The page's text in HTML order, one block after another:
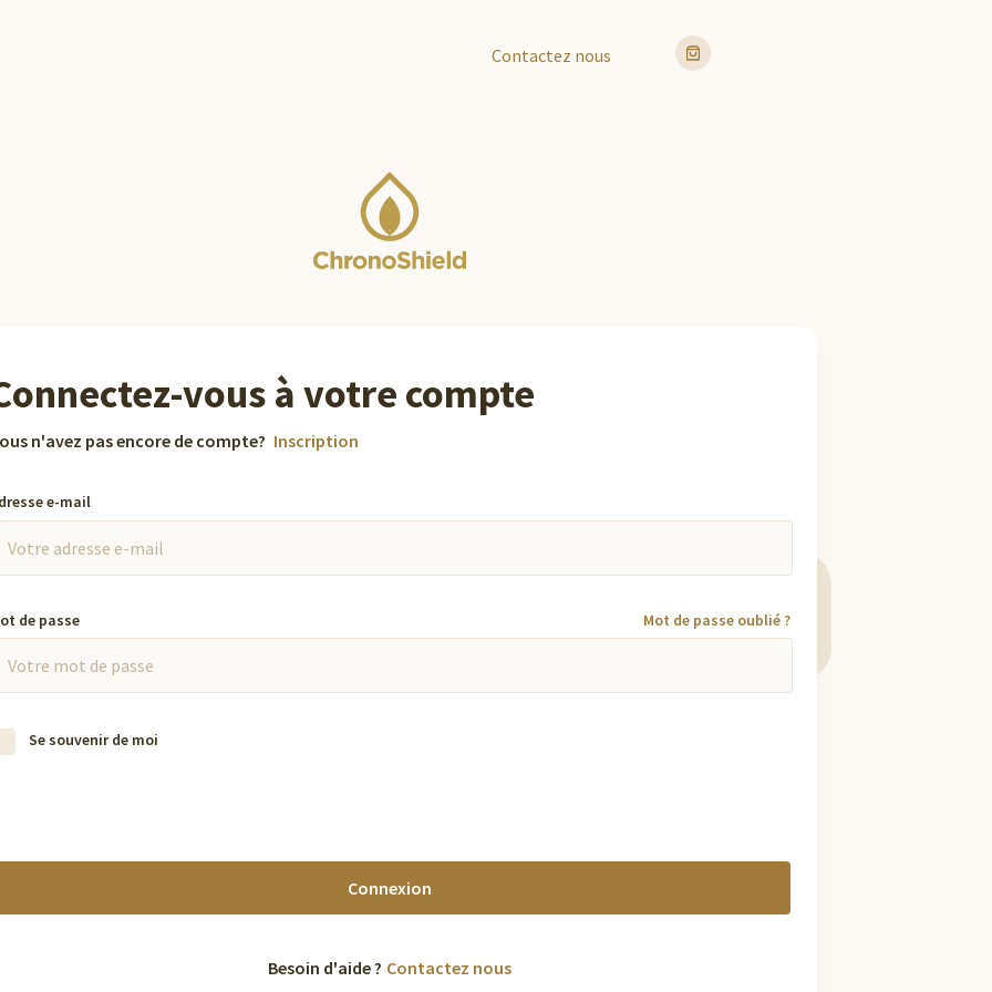
Contactez nous
vous à votre compte
n'avez pas encore de compte? Inscription
e-mail
de passe Mot de passe oublié ?
Se souvenir de moi
Connexion
Besoin d'aide ? Contactez nous